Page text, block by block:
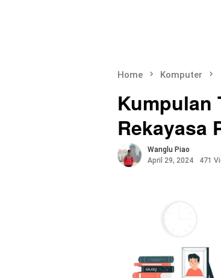
Home Komputer
Kumpulan
Rekayasa
Wanglu Piao
April 29, 2024
471